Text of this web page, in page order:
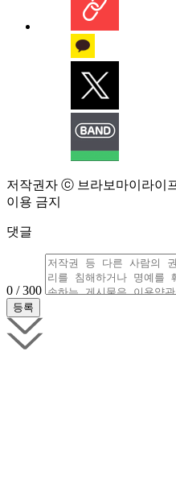
저작권자 ⓒ 브라보마이라이
이용 금지
댓글
0 / 300